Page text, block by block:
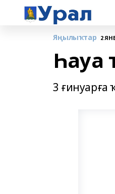
Яңылыҡтар 2
Һауа
3 ғинуарға